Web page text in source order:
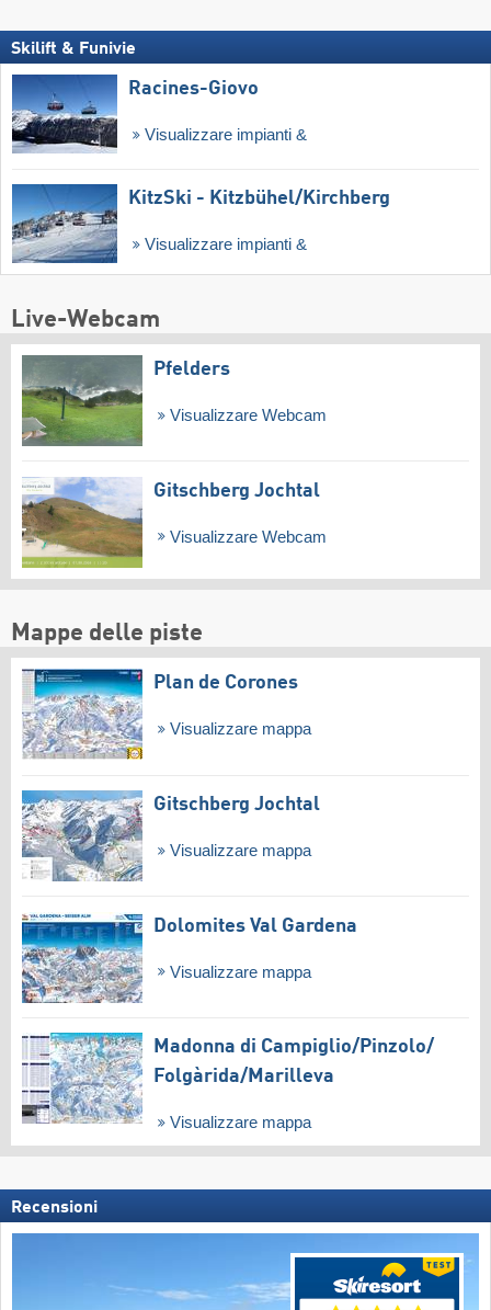
Skilift & Funivie
Racines-Giovo
Visualizzare impianti &
KitzSki - Kitzbühel/​Kirchberg
Visualizzare impianti &
Live-Webcam
Pfelders
Visualizzare Webcam
Gitschberg Jochtal
Visualizzare Webcam
Mappe delle piste
Plan de Corones
Visualizzare mappa
Gitschberg Jochtal
Visualizzare mappa
Dolomites Val Gardena
Visualizzare mappa
Madonna di Campiglio/​Pinzolo/​
Folgàrida/​Marilleva
Visualizzare mappa
Recensioni